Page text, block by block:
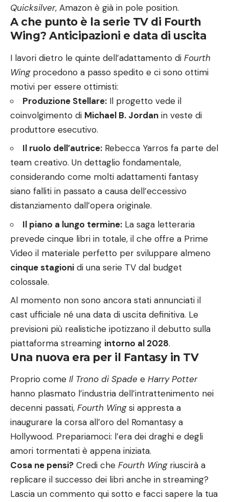
Quicksilver, Amazon è già in pole position.
A che punto è la serie TV di Fourth
Wing? Anticipazioni e data di uscita
I lavori dietro le quinte dell’adattamento di Fourth
Wingprocedono a passo spedito e ci sono ottimi
motivi per essere ottimisti:
Produzione Stellare: Il progetto vede il
coinvolgimento di Michael B. Jordan in veste di
produttore esecutivo.
Il ruolo dell’autrice: Rebecca Yarros fa parte del
team creativo. Un dettaglio fondamentale,
considerando come molti adattamenti fantasy
siano falliti in passato a causa dell’eccessivo
distanziamento dall’opera originale.
Il piano a lungo termine: La saga letteraria
prevede cinque libri in totale, il che offre a Prime
Video il materiale perfetto per sviluppare almeno
cinque stagioni di una serie TV dal budget
colossale.
Al momento non sono ancora stati annunciati il
cast ufficiale né una data di uscita definitiva. Le
previsioni più realistiche ipotizzano il debutto sulla
piattaforma streaming intorno al 2028.
Una nuova era per il Fantasy in TV
Proprio come Il Trono di Spade e Harry Potter
hanno plasmato l’industria dell’intrattenimento nei
decenni passati, Fourth Wingsi appresta a
inaugurare la corsa all’oro del Romantasy a
Hollywood. Prepariamoci: l’era dei draghi e degli
amori tormentati è appena iniziata.
Cosa ne pensi? Credi che Fourth Wingriuscirà a
replicare il successo dei libri anche in streaming?
Lascia un commento qui sotto e facci sapere la tua